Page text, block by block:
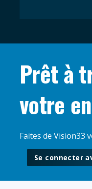
Prêt à
votre
Faites de Vision33
Se connecter